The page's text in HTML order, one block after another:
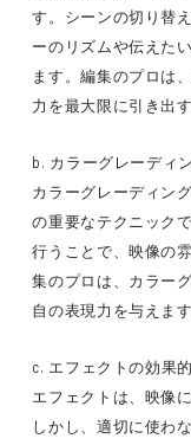
す。シーンの切り替
ーのリズムや伝えた
ます。編集のプロは
力を最大限に引き出
b. カラーグレーディ
カラーグレーディン
の重要なテクニック
行うことで、映像の
集のプロは、カラー
自の表現力を与えます
c. エフェクトの効果
エフェクトは、映像
しかし、適切に使わ